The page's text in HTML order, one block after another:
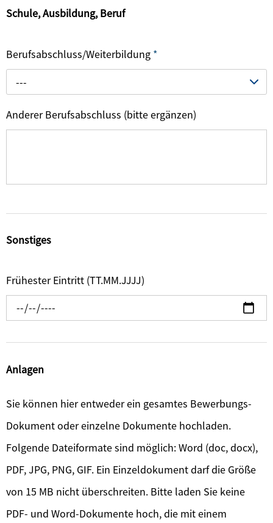
Schule, Ausbildung, Beruf
Berufsabschluss/Weiterbildung *
---
Anderer Berufsabschluss (bitte ergänzen)
Sonstiges
Frühester Eintritt (TT.MM.JJJJ)
Anlagen
Sie können hier entweder ein gesamtes Bewerbungs-
Dokument oder einzelne Dokumente hochladen.
Folgende Dateiformate sind möglich: Word (doc, docx),
PDF, JPG, PNG, GIF. Ein Einzeldokument darf die Größe
von 15 MB nicht überschreiten. Bitte laden Sie keine
PDF- und Word-Dokumente hoch, die mit einem